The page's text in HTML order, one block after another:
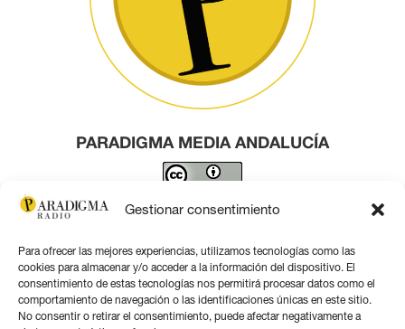
Gestionar consentimiento
Para ofrecer las mejores experiencias, utilizamos tecnologías como las
cookies para almacenar y/o acceder a la información del dispositivo. El
consentimiento de estas tecnologías nos permitirá procesar datos como el
comportamiento de navegación o las identificaciones únicas en este sitio.
No consentir o retirar el consentimiento, puede afectar negativamente a
PARADIGMA MEDIA ANDALUCÍA
Este obra está bajo una licencia de Creative Commons
Contacto por correo